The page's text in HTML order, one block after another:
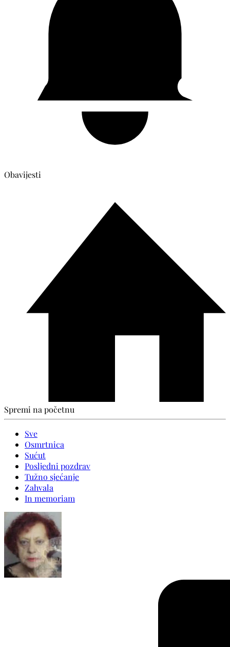
Obavijesti
Spremi na početnu
Sve
Osmrtnica
Sućut
Posljedni pozdrav
Tužno sjećanje
Zahvala
In memoriam